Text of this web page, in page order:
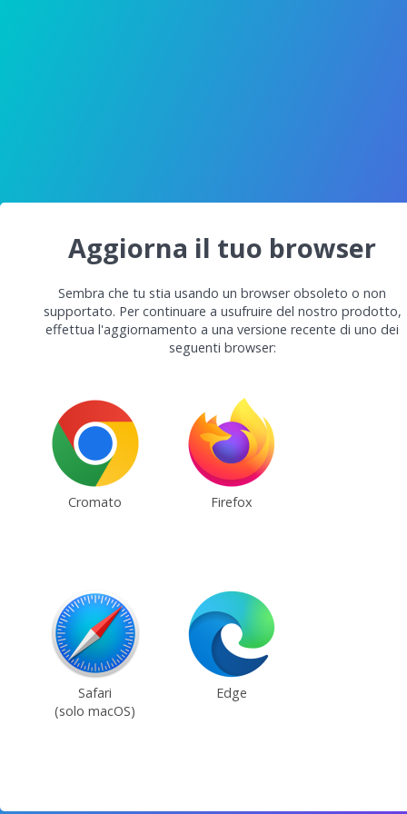
Aggiorna il tuo browser
Sembra che tu stia usando un browser obsoleto o non
supportato. Per continuare a usufruire del nostro prodotto,
effettua l'aggiornamento a una versione recente di uno dei
seguenti browser:
Cromato Firefox
Safari
(solo macOS)
Edge